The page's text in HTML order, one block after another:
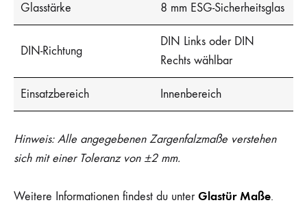
Glasstärke 8 mm ESG-Sicherheitsglas
DIN-Richtung
DIN Links oder DIN
Rechts wählbar
Einsatzbereich Innenbereich
Hinweis: Alle angegebenen Zargenfalzmaße verstehen
sich mit einer Toleranz von ±2 mm.
Weitere Informationen findest du unterGlastür Maße.